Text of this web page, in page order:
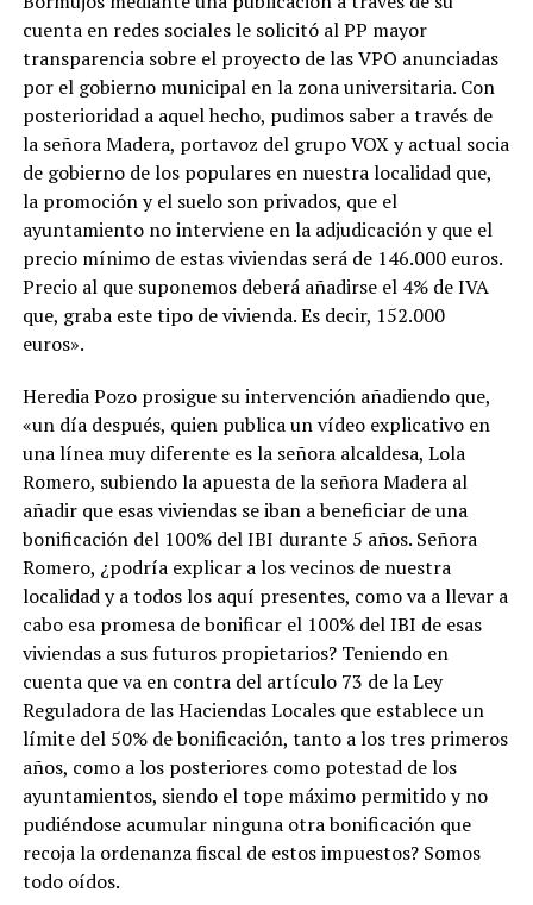
cuenta en redes sociales le solicitó al PP mayor
transparencia sobre el proyecto de las VPO anunciadas
por el gobierno municipal en la zona universitaria. Con
posterioridad a aquel hecho, pudimos saber a través de
la señora Madera, portavoz del grupo VOX y actual socia
de gobierno de los populares en nuestra localidad que,
la promoción y el suelo son privados, que el
ayuntamiento no interviene en la adjudicación y que el
precio mínimo de estas viviendas será de 146.000 euros.
Precio al que suponemos deberá añadirse el 4% de IVA
que, graba este tipo de vivienda. Es decir, 152.000
euros».
Heredia Pozo prosigue su intervención añadiendo que,
«un día después, quien publica un vídeo explicativo en
una línea muy diferente es la señora alcaldesa, Lola
Romero, subiendo la apuesta de la señora Madera al
añadir que esas viviendas se iban a beneficiar de una
bonificación del 100% del IBI durante 5 años. Señora
Romero, ¿podría explicar a los vecinos de nuestra
localidad y a todos los aquí presentes, como va a llevar a
cabo esa promesa de bonificar el 100% del IBI de esas
viviendas a sus futuros propietarios? Teniendo en
cuenta que va en contra del artículo 73 de la Ley
Reguladora de las Haciendas Locales que establece un
límite del 50% de bonificación, tanto a los tres primeros
años, como a los posteriores como potestad de los
ayuntamientos, siendo el tope máximo permitido y no
pudiéndose acumular ninguna otra bonificación que
recoja la ordenanza fiscal de estos impuestos? Somos
todo oídos.